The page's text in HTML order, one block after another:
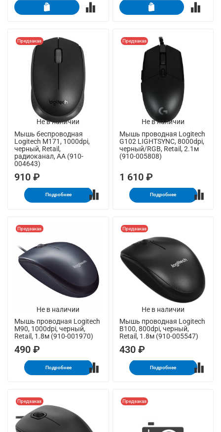
Не в наличии
Предзаказ
Мышь беспроводная
Logitech M171, 1000dpi,
черный, Retail,
радиоканал, AA (910-
004643)
910 ₽
Подробнее
Не в наличии
Предзаказ
Мышь проводная Logitech
G102 LIGHTSYNC, 8000dpi,
черный/RGB, Retail, 2.1м
(910-005808)
1 610 ₽
Подробнее
Не в наличии
Предзаказ
Мышь проводная Logitech
M90, 1000dpi, черный,
Retail, 1.8м (910-001970)
490 ₽
Подробнее
Не в наличии
Предзаказ
Мышь проводная Logitech
B100, 800dpi, черный,
Retail, 1.8м (910-005547)
430 ₽
Подробнее
Предзаказ Предзаказ